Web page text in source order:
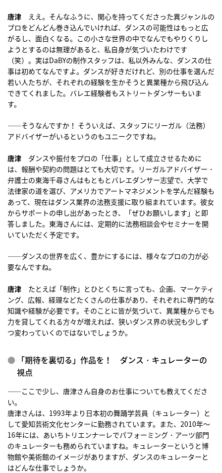
唐津 ええ。そんなふうに、関心を持ってくださった異ジャンルの
プロをどんどん巻き込んでいければ、ダンスの可能性はもっと広
がるし、面白くなる。この小さな世界の中でなんでもやりくりし
ようとするのは無理があると、私自身が気づいたわけです
（笑）。実はDaBYの制作スタッフは、私以外みんな、ダンスの仕
事は初めてなんですよ。ダンスが好きだけれど、別の仕事を選んだ
若い人たちが、それぞれの経験を生かそうと異業種から飛び込ん
できてくれました。バレエ経験者もストリートダンサーもいま
す。
――そうなんですか！ そういえば、スタッフにリーガル（法務）
アドバイザーがいるというのもユニークですね。
唐津 ダンスや振付をプロの「仕事」として成立させるために
は、報酬や契約の問題はとても大切です。リーガルアドバイザー・
弁護士の東海千尋さんはもともとバレエダンサー志望で、大学で
法律家の道を選び、アメリカでアートマネジメントを学んだ経験も
あって、現在はダンス業界の法務支援に取り組まれています。彼女
からサポートの申し出があったとき、「ぜひお願いします」と即
答しました。東海さんには、定期的に法務相談会やセミナーを開
いていただく予定です。
――ダンスの世界を広く、豊かにするには、様々なプロの力が必
要なんですね。
唐津 たとえば「制作」とひとくちに言っても、企画、マーケティ
ング、広報、経理などたくさんの仕事があり、それぞれに専門的な
知識や経験が必要です。そのことに皆が気づいて、異業種からでも
力を貸してくれる方々が増えれば、狭いダンス界の状況も少しず
つ変わっていくのではないでしょうか。
「期待を裏切る」作品を！ ダンス・キュレーターの
視点
――ここで少し、唐津さん自身のお仕事についても教えてくださ
い。
唐津さんは、1993年より日本初の舞踊学芸員（キュレーター）と
して愛知芸術文化センターに勤務されています。また、2010年〜
16年には、あいちトリエンナーレでパフォーミング・アーツ部門
のキュレーターも務められていますね。キュレーターというと博
物館や美術館のイメージがありますが、ダンスのキュレーターと
はどんな仕事でしょうか。